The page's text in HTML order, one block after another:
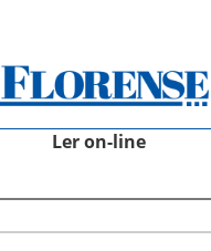
Ler on-line